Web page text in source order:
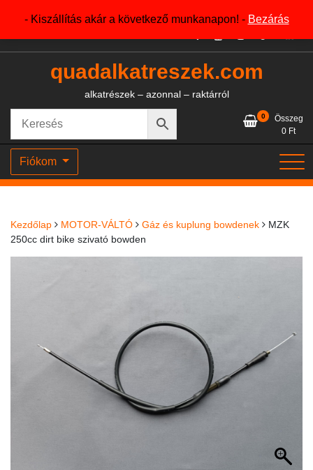
- Kiszállítás akár a következő munkanapon! - Bezárás
+36204327386
quadalkatreszek.com
alkatrészek – azonnal – raktárról
0
Összeg
0 Ft
Fiókom
Kezdőlap MOTOR-VÁLTÓ Gáz és kuplung bowdenek
MZK
250cc dirt bike szivató bowden